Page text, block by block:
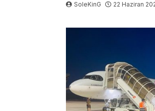
SoleKinG 22 Haziran